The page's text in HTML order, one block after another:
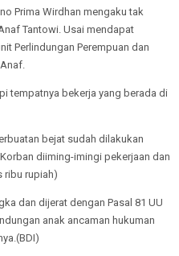
Prima Wirdhan mengaku tak
Tantowi. Usai mendapat
Perlindungan Perempuan dan
tempatnya bekerja yang berada di
bejat sudah dilakukan
diiming-imingi pekerjaan dan
ribu rupiah)
dan dijerat dengan Pasal 81 UU
anak ancaman hukuman